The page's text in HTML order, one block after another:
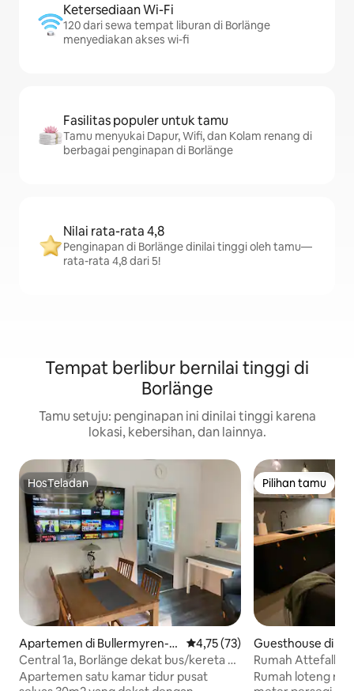
Ketersediaan Wi-Fi
120 dari sewa tempat liburan di Borlänge
menyediakan akses wi-fi
Fasilitas populer untuk tamu
Tamu menyukai Dapur, Wifi, dan Kolam renang di
berbagai penginapan di Borlänge
Nilai rata-rata 4,8
Penginapan di Borlänge dinilai tinggi oleh tamu—
rata-rata 4,8 dari 5!
Tempat berlibur bernilai tinggi di
Borlänge
Tamu setuju: penginapan ini dinilai tinggi karena
lokasi, kebersihan, dan lainnya.
HosTeladan
HosTeladan
Apartemen di Bullermyren-H
agalund
Nilai rata-rata 4,75 dari 5, 73
4,75 (73)
Central 1a, Borlänge dekat bus/kereta &
Romme Alpin
Apartemen satu kamar tidur pusat
Pilihan tamu
Pilihan tamu
Guesthouse di
Lergärdet
Rumah Attefall
Rumah loteng